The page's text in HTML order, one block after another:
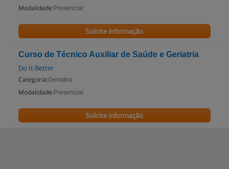
Modalidade: Presencial
Solicite informação
Curso de Técnico Auxiliar de Saúde e Geriatria
Do It Better
Categoria:Geriatria
Modalidade: Presencial
Solicite informação